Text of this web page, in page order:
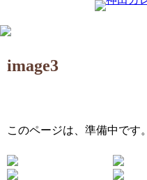
image3
このページは、準備中です。